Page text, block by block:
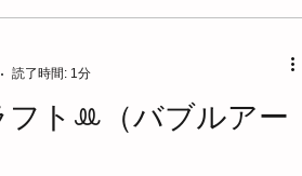
フトꔛ‬（バブルアー
読了時間: 1分